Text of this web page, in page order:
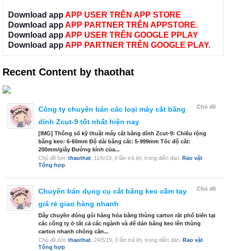
Download app APP USER TRÊN APP STORE
Download app APP PARTNER TRÊN APPSTORE.
Download app APP USER TRÊN GOOGLE PPLAY
Download app APP PARTNER TRÊN GOOGLE PLAY.
Recent Content by thaothat
Chủ đề
Công ty chuyên bán các loại máy cắt băng
dính Zcut-9 tốt nhất hiện nay
[IMG] Thông số kỹ thuật máy cắt băng dính Zcut-9: Chiều rộng
băng keo: 6-60mm Độ dài băng cắt: 5-999mm Tốc độ cắt:
200mm/giây Đường kính của...
Chủ đề bởi: thaothat 11/6/19 , 0 lần trả lời, trong diễn đàn: Rao vặt
Tổng hợp
Chủ đề
Chuyên bán dụng cụ cắt băng keo cầm tay
giá rẻ giao hàng nhanh
Dây chuyền đóng gói hàng hóa bằng thùng carton rất phổ biến tại
các công ty ở tất cả các ngành và để dán băng keo lên thùng
carton nhanh chóng cần...
Chủ đề bởi: thaothat 24/5/19 , 0 lần trả lời, trong diễn đàn: Rao vặt
Tổng hợp